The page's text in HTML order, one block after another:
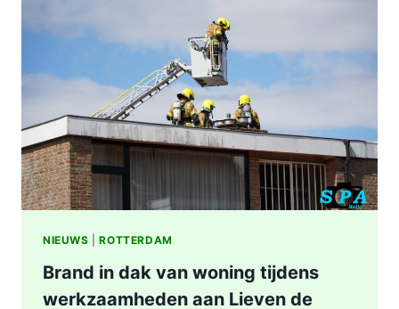
SENIORENFLAT
WATERTORENWEG
IN
ROTTERDAM
NIEUWS |ROTTERDAM
Brand in dak van woning tijdens
werkzaamheden aan Lieven de